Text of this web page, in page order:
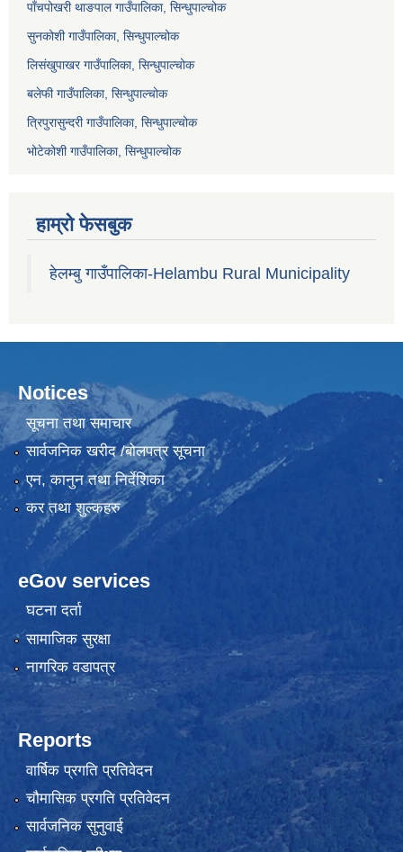
पाँचपोखरी थाङपाल गाउँपालिका, सिन्धुपाल्चोक
सुनकोशी गाउँपालिका, सिन्धुपाल्चोक
लिसंखुपाखर गाउँपालिका, सिन्धुपाल्चोक
बलेफी गाउँपालिका, सिन्धुपाल्चोक
त्रिपुरासुन्दरी गाउँपालिका, सिन्धुपाल्चोक
भोटेकोशी गाउँपालिका, सिन्धुपाल्चोक
हाम्रो फेसबुक
हेलम्बु गाउँपालिका-Helambu Rural Municipality
Notices
सूचना तथा समाचार
सार्वजनिक खरीद /बोलपत्र सूचना
एन, कानुन तथा निर्देशिका
कर तथा शुल्कहरु
eGov services
घटना दर्ता
सामाजिक सुरक्षा
नागरिक वडापत्र
Reports
वार्षिक प्रगति प्रतिवेदन
चौमासिक प्रगति प्रतिवेदन
सार्वजनिक सुनुवाई